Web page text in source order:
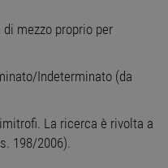
mezzo proprio per
Indeterminato (da
La ricerca è rivolta a
198/2006).